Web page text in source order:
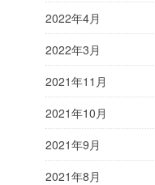
2022年4月
2022年3月
2021年11月
2021年10月
2021年9月
2021年8月